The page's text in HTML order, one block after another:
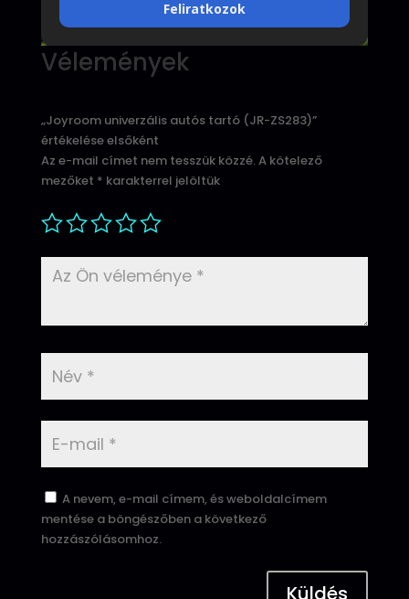
Feliratkozok
Vélemények
„Joyroom univerzális autós tartó (JR-ZS283)”
értékelése elsőként
Az e-mail címet nem tesszük közzé.A kötelező
mezőket * karakterrel jelöltük
A nevem, e-mail címem, és weboldalcímem
mentése a böngészőben a következő
hozzászólásomhoz.
Küldés